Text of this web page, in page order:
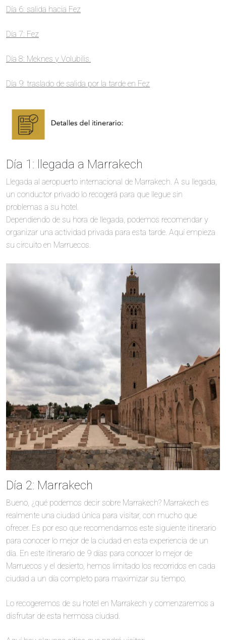
Día 6: salida hacia Fez
Día 7: Fez
Día 8: Meknes y Volubilis.
Día 9: traslado de salida por la tarde en Fez
Día 1: llegada a Marrakech
Llegada al aeropuerto internacional de Marrakech. A su llegada,
un conductor privado lo recogerá para que llegue sin
problemas a su hotel.
Dependiendo de su hora de llegada, podemos recomendar y
organizar una actividad privada para esta tarde. Aquí empieza
su circuito en Marruecos.
Día 2: Marrakech
Bueno, ¿qué podemos decir sobre Marrakech? Marrakech es
realmente una ciudad única para visitar, con mucho que
ofrecer. Es por eso que recomendamos este siguiente itinerario
para conocer lo mejor de la ciudad en esta experiencia de un
día. En este itinerario de 9 días para conocer lo mejor de
Marruecos y el desierto, hemos limitado los recorridos en cada
ciudad a un día completo para maximizar su tiempo.
Lo recogeremos de su hotel en Marrakech y comenzaremos a
disfrutar de esta hermosa ciudad.